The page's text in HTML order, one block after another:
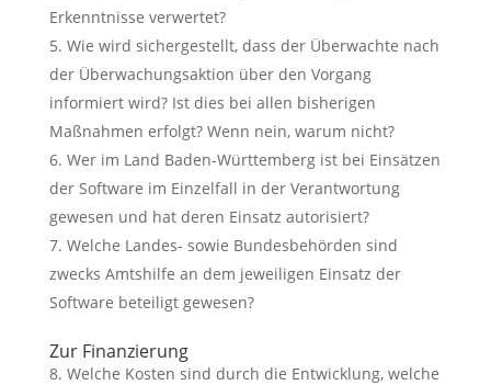
Erkenntnisse verwertet?
Wie wird sichergestellt, dass der Überwachte nach
der Überwachungsaktion über den Vorgang
informiert wird? Ist dies bei allen bisherigen
Maßnahmen erfolgt? Wenn nein, warum nicht?
Wer im Land Baden-Württemberg ist bei Einsätzen
der Software im Einzelfall in der Verantwortung
gewesen und hat deren Einsatz autorisiert?
Welche Landes- sowie Bundesbehörden sind
zwecks Amtshilfe an dem jeweiligen Einsatz der
Software beteiligt gewesen?
Zur Finanzierung
Welche Kosten sind durch die Entwicklung, welche